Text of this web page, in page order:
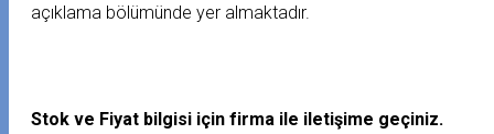
açıklama bölümünde yer almaktadır.
Stok ve Fiyat bilgisi için firma ile iletişime geçiniz.